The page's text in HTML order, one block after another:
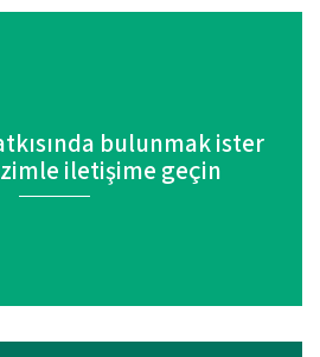
bulunmak ister
iletişime geçin